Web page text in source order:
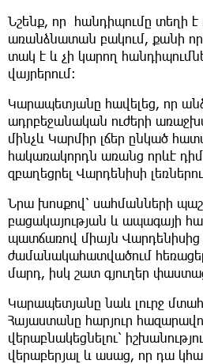
Նշենք, որ հանդիպումը տեղի է
առանձնատան բակում, քանի
տակ է և չի կարող
վայրերում։
Կարապետյանը հավելեց, որ
ադրբեջանական ուժերի
մինչև Կարմիր լճեր ընկած
հակառակորդն առանց որևէ
զբաղեցրել Վարդենիսի
Նրա խոսքով՝ սահմանների
բացակայության և ապագայի
պատճառով միայն Վարդենիսից
ժամանակահատվածում
մարդ, իսկ շատ գյուղեր
Կարապետյանը նաև լուրջ
Հայաստանը հարյուր
վերաբնակեցնելու՝
վերաբերյալ և ասաց, որ դա